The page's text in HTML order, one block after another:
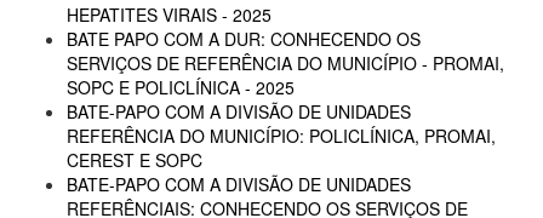
HEPATITES VIRAIS - 2025
BATE PAPO COM A DUR: CONHECENDO OS
SERVIÇOS DE REFERÊNCIA DO MUNICÍPIO - PROMAI,
SOPC E POLICLÍNICA - 2025
BATE-PAPO COM A DIVISÃO DE UNIDADES
REFERÊNCIA DO MUNICÍPIO: POLICLÍNICA, PROMAI,
CEREST E SOPC
BATE-PAPO COM A DIVISÃO DE UNIDADES
REFERÊNCIAIS: CONHECENDO OS SERVIÇOS DE